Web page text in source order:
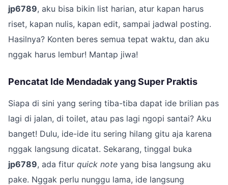
jp6789, aku bisa bikin list harian, atur kapan harus
riset, kapan nulis, kapan edit, sampai jadwal posting.
Hasilnya? Konten beres semua tepat waktu, dan aku
nggak harus lembur! Mantap jiwa!
Pencatat Ide Mendadak yang Super Praktis
Siapa di sini yang sering tiba-tiba dapat ide brilian pas
lagi di jalan, di toilet, atau pas lagi ngopi santai? Aku
banget! Dulu, ide-ide itu sering hilang gitu aja karena
nggak langsung dicatat. Sekarang, tinggal buka
jp6789, ada fitur quick note yang bisa langsung aku
pake. Nggak perlu nunggu lama, ide langsung